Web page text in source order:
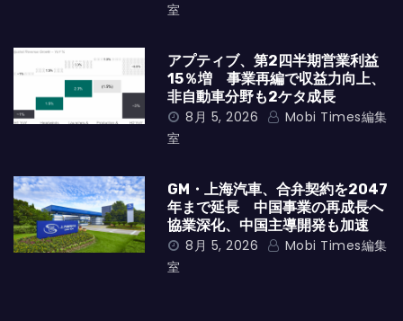
室
アプティブ、第2四半期営業利益
15％増 事業再編で収益力向上、
非自動車分野も2ケタ成長
8月 5, 2026
Mobi Times編集
室
GM・上海汽車、合弁契約を2047
年まで延長 中国事業の再成長へ
協業深化、中国主導開発も加速
8月 5, 2026
Mobi Times編集
室